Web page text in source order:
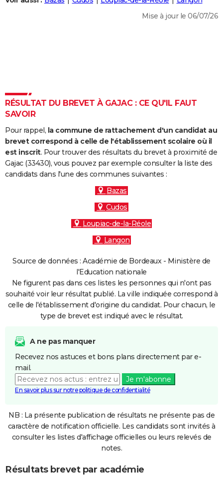
DICTIONNAIRE
Dictionnaire
Biographies
Citations
Expressions
Proverbes
PROGRAMME TV
COPAINS D'AVANT
S'inscrire
Se connecter
Lycées
Collèges
Primaires
Universités
Entreprises
Service militaire
Avis de recherche
AVIS DE DÉCÈS
FORUM
Mise à jour le 06/07/26
RÉSULTAT DU BREVET À GAJAC : CE QU'IL FAUT
SAVOIR
Pour rappel, la commune de rattachement d'un candidat au
brevet correspond à celle de l'établissement scolaire où il
est inscrit. Pour trouver des résultats du brevet à proximité de
Gajac (33430), vous pouvez par exemple consulter la liste des
candidats dans l'une des communes suivantes :
Bazas
Cudos
Loupiac-de-la-Réole
Langon
Source de données : Académie de Bordeaux - Ministère de
l'Education nationale
Ne figurent pas dans ces listes les personnes qui n'ont pas
souhaité voir leur résultat publié. La ville indiquée correspond à
celle de l'établissement d'origine du candidat. Pour chacun, le
type de brevet est indiqué avec le résultat.
A ne pas manquer
Recevez nos astuces et bons plans directement par e-
mail.
Je m'abonne
En savoir plus sur notre politique de confidentialité
NB : La présente publication de résultats ne présente pas de
caractère de notification officielle. Les candidats sont invités à
consulter les listes d'affichage officielles ou leurs relevés de
notes.
Résultats brevet par académie